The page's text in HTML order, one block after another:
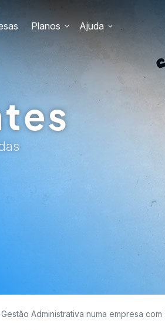
Planos Ajuda
Administrativa numa empresa com